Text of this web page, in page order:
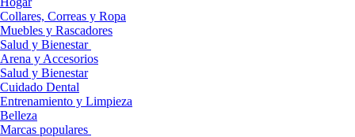
Collares, Correas y Ropa
Muebles y Rascadores
Salud y Bienestar
Arena y Accesorios
Salud y Bienestar
Cuidado Dental
Entrenamiento y Limpieza
Belleza
Marcas populares